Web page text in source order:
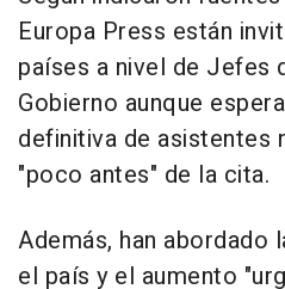
Europa Press están
países a nivel de Jefes
Gobierno aunque
definitiva de asistentes
"poco antes" de la cita.
Además, han abordado
el país y el aumento